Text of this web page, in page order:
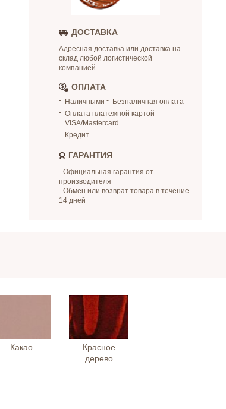
ДОСТАВКА
Адресная доставка или доставка на
склад любой логистической
компанией
ОПЛАТА
Наличными
Безналичная оплата
Оплата платежной картой
VISA/Mastercard
Кредит
ГАРАНТИЯ
- Официальная гарантия от
производителя
- Обмен или возврат товара в течение
14 дней
Какао
Красное
дерево